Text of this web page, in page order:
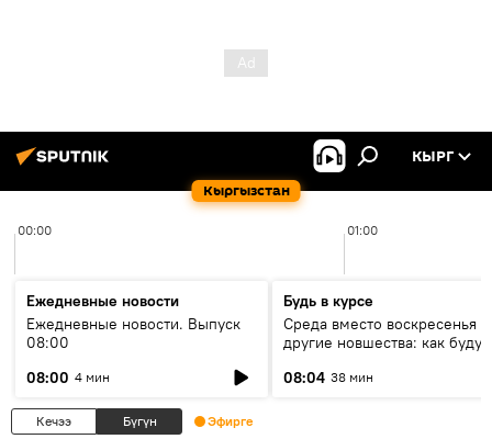
Кыргызстан
КЫРГ
00:00 01:00
Ежедневные новости
Ежедневные новости. Выпуск
08:00
08:00 4 мин
Будь в курсе
Среда вместо воскресенья и
другие новшества: как будут
08:04 38 мин
Кечээ Бүгүн Эфирге